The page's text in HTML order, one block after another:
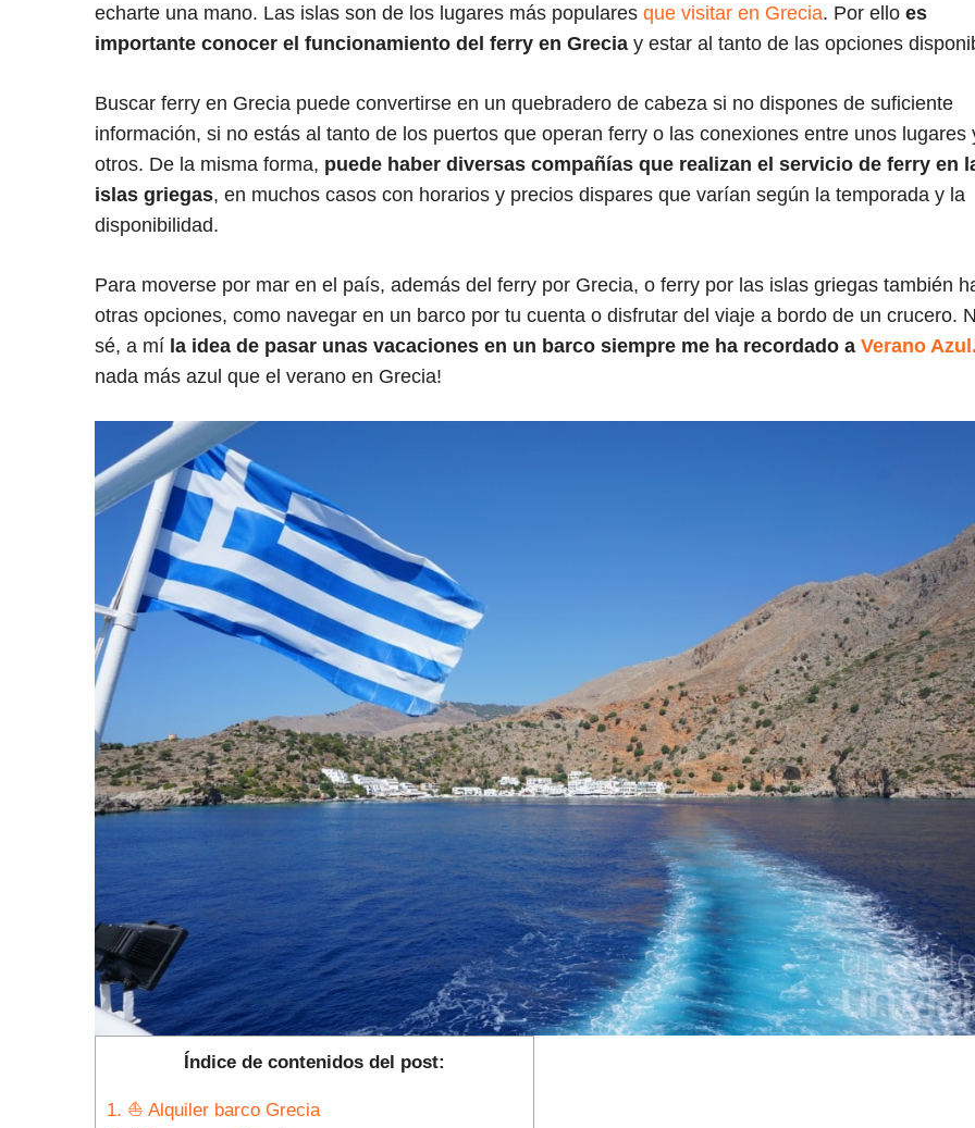
echarte una mano. Las islas son de los lugares más populares que visitar en Grecia. Por ello es
importante conocer el funcionamiento del ferry en Grecia y estar al tanto de las opciones
Buscar ferry en Grecia puede convertirse en un quebradero de cabeza si no dispones de suficiente
información, si no estás al tanto de los puertos que operan ferry o las conexiones entre unos lugares
otros. De la misma forma, puede haber diversas compañías que realizan el servicio de ferry en
islas griegas, en muchos casos con horarios y precios dispares que varían según la temporada y la
disponibilidad.
Para moverse por mar en el país, además del ferry por Grecia, o ferry por las islas griegas también
otras opciones, como navegar en un barco por tu cuenta o disfrutar del viaje a bordo de un crucero.
sé, a mí la idea de pasar unas vacaciones en un barco siempre me ha recordado a Verano
nada más azul que el verano en Grecia!
Índice de contenidos del post:
1. ⛵ Alquiler barco Grecia